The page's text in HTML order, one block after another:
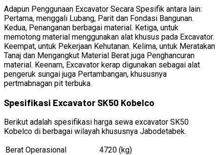
Adapun Penggunaan Excavator Secara Spesifik antara lain:
Pertama, menggali Lubang, Parit dan Fondasi Bangunan.
Kedua, Penanganan berbagai material. Ketiga, untuk
memotong material menggunakan alat khusus pada Excavator.
Keempat, untuk Pekerjaan Kehutanan. Kelima, untuk Meratakan
Tanaj dan Mengangkut Material Berat juga Penghancuran
material. Keenam, Excavator kerap digunakan sebagai alat
pengeruk sungai juga Pertambangan, khususnya
pertmabnagan pit terbuka.
Spesifikasi Excavator SK50 Kobelco
Berikut adalah spesifikasi harga sewa excavator SK50
Kobelco di berbagai wilayah khususnya Jabodetabek.
Berat Operasional
4720 (kg)